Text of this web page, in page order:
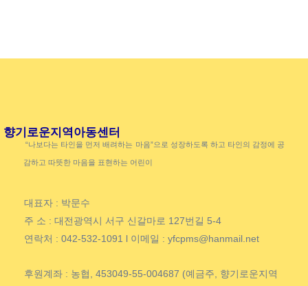
향기로운지역아동센터
“나보다는 타인을 먼저 배려하는 마음”으로 성장하도록 하고 타인의 감정에 공
감하고 따뜻한 마음을 표현하는 어린이
대표자 : 박문수
주 소 : 대전광역시 서구 신갈마로 127번길 5-4
연락처 : 042-532-1091 l 이메일 : yfcpms@hanmail.net
후원계좌 : 농협, 453049-55-004687 (예금주, 향기로운지역